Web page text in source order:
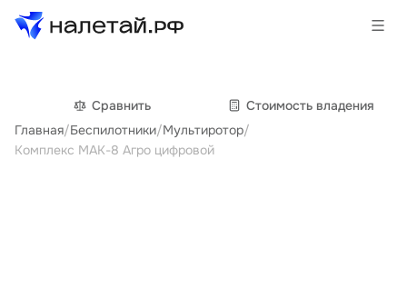
Товары
Услуги
Сравнить
Cтоимость владения
Главная/Беспилотники/Мультиротор/
Комплекс МАК-8 Агро цифровой